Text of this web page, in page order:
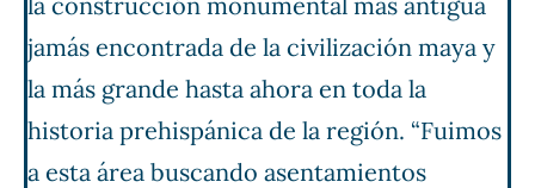
jamás encontrada de la civilización maya y
la más grande hasta ahora en toda la
historia prehispánica de la región. “Fuimos
a esta área buscando asentamientos